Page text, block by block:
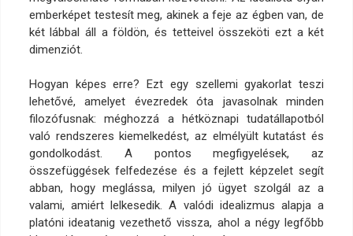
emberképet testesít meg, akinek a feje az égben van, de
két lábbal áll a földön, és tetteivel összeköti ezt a két
dimenziót.
Hogyan képes erre? Ezt egy szellemi gyakorlat teszi
lehetővé, amelyet évezredek óta javasolnak minden
filozófusnak: méghozzá a hétköznapi tudatállapotból
való rendszeres kiemelkedést, az elmélyült kutatást és
gondolkodást. A pontos megfigyelések, az
összefüggések felfedezése és a fejlett képzelet segít
abban, hogy meglássa, milyen jó ügyet szolgál az a
valami, amiért lelkesedik. A valódi idealizmus alapja a
platóni ideatanig vezethető vissza, ahol a négy legfőbb